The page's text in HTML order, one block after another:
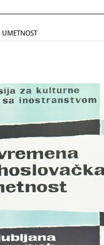
UMETNOST